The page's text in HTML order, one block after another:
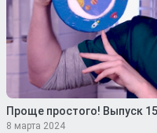
Проще простого! Выпуск
8 марта 2024